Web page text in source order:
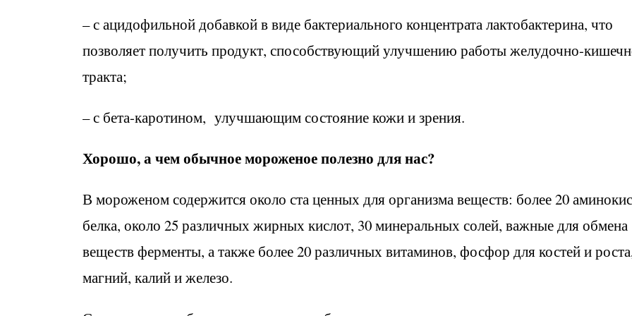
– с ацидофильной добавкой в виде бактериального концентрата лактобактерина, что
позволяет получить продукт, способствующий улучшению работы желудочно-
тракта;
– с бета-каротином, улучшающим состояние кожи и зрения.
Хорошо, а чем обычное мороженое полезно для нас?
В мороженом содержится около ста ценных для организма веществ: более 20
белка, около 25 различных жирных кислот, 30 минеральных солей, важные для обмена
веществ ферменты, а также более 20 различных витаминов, фосфор для костей и
магний, калий и железо.